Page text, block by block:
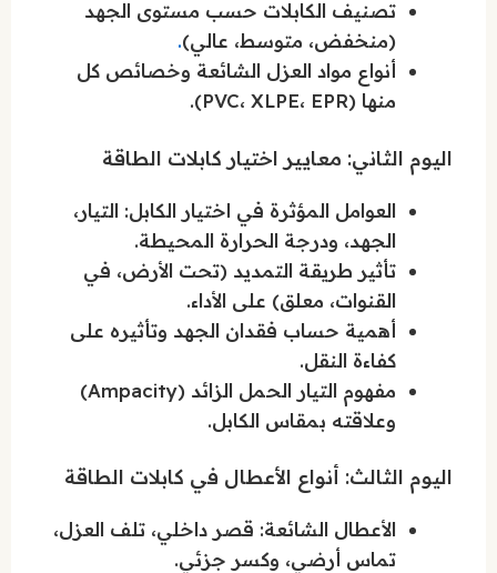
تصنيف الكابلات حسب مستوى الجهد
(منخفض، متوسط، عالي).
أنواع مواد العزل الشائعة وخصائص كل
منها (PVC، XLPE، EPR).
اليوم الثاني: معايير اختيار كابلات الطاقة
العوامل المؤثرة في اختيار الكابل: التيار،
الجهد، ودرجة الحرارة المحيطة.
تأثير طريقة التمديد (تحت الأرض، في
القنوات، معلق) على الأداء.
أهمية حساب فقدان الجهد وتأثيره على
كفاءة النقل.
مفهوم التيار الحمل الزائد (Ampacity)
وعلاقته بمقاس الكابل.
اليوم الثالث: أنواع الأعطال في كابلات الطاقة
الأعطال الشائعة: قصر داخلي، تلف العزل،
تماس أرضي، وكسر جزئي.